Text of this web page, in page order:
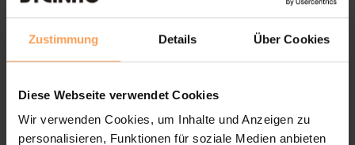
Zustimmung Details Über Cookies
Diese Webseite verwendet Cookies
Wir verwenden Cookies, um Inhalte und Anzeigen zu
personalisieren, Funktionen für soziale Medien anbieten
Lamellendächer bieten flexiblen
Sonnenschutz und schaffen eine
angenehme Wohlfühlatmosphäre im